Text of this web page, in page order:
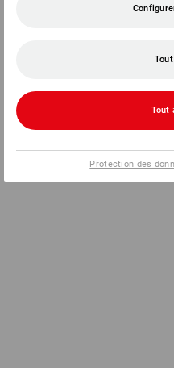
Tout
Protection des